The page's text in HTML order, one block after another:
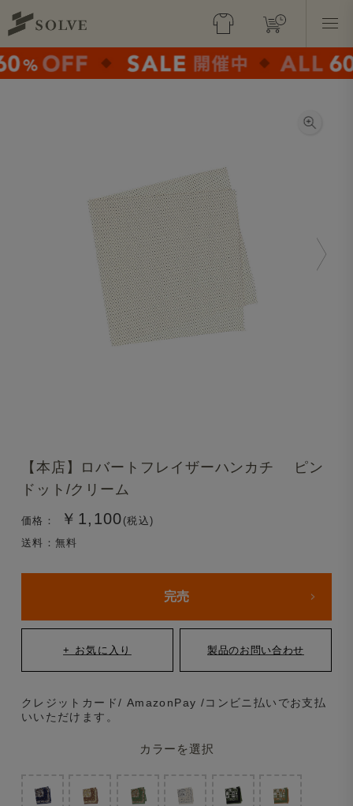
【本店】ロバートフレイザーハンカチ ピン
ドット/クリーム
価格： ￥1,100 (税込)
送料：無料
カラーを選択
完売
クレジットカード/ AmazonPay /コンビニ払いでお支払
いいただけます。